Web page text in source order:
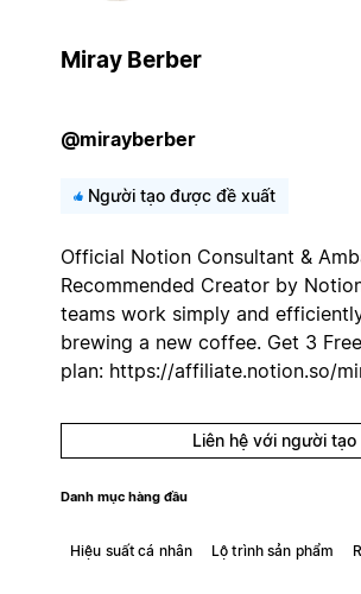
Miray Berber
@mirayberber
Người tạo được đề xuất
Official Notion Consultant &
Recommended Creator by
teams work simply and
brewing a new coffee. Get 3
plan: https://affiliate.notion.so/
Liên hệ với người tạo
Danh mục hàng đầu
Hiệu suất cá nhân Lộ trình sản phẩm